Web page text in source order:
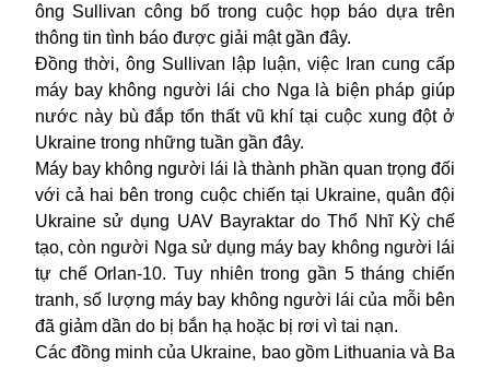
ông Sullivan công bố trong cuộc họp báo dựa trên
thông tin tình báo được giải mật gần đây.
Đồng thời, ông Sullivan lập luận, việc Iran cung cấp
máy bay không người lái cho Nga là biện pháp giúp
nước này bù đắp tổn thất vũ khí tại cuộc xung đột ở
Ukraine trong những tuần gần đây.
Máy bay không người lái là thành phần quan trọng đối
với cả hai bên trong cuộc chiến tại Ukraine, quân đội
Ukraine sử dụng UAV Bayraktar do Thổ Nhĩ Kỳ chế
tạo, còn người Nga sử dụng máy bay không người lái
tự chế Orlan-10. Tuy nhiên trong gần 5 tháng chiến
tranh, số lượng máy bay không người lái của mỗi bên
đã giảm dần do bị bắn hạ hoặc bị rơi vì tai nạn.
Các đồng minh của Ukraine, bao gồm Lithuania và Ba